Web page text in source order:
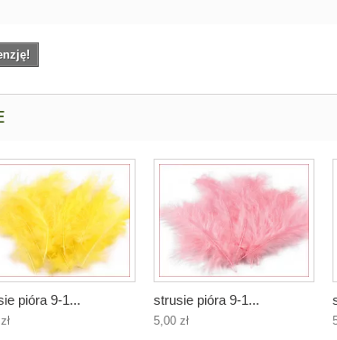
pióra 9-1... strusie pióra 9-1...
5,00 zł